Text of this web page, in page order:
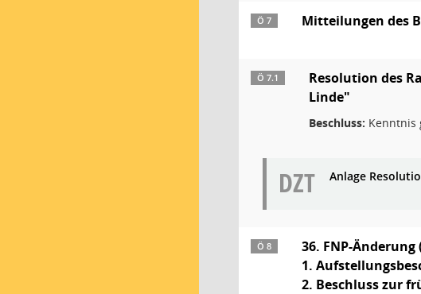
Ö 7 Mitteilungen des
Ö 7.1
Resolution des
Linde"
Beschluss: Kenntnis
DZT Anlage
Ö 8
36. FNP-
1.
2. Beschluss zur